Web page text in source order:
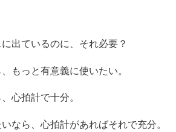
出ているのに、それ必要？
もっと有意義に使いたい。
心拍計で十分。
なら、心拍計があればそれで充分。